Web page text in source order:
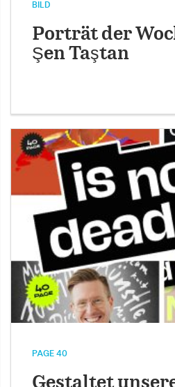
BILD
Porträt der
Şen Taştan
PAGE 40
Gestaltet